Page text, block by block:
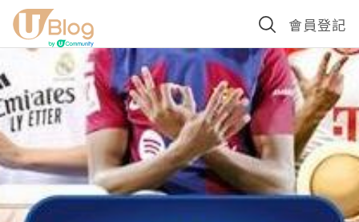
會員登記